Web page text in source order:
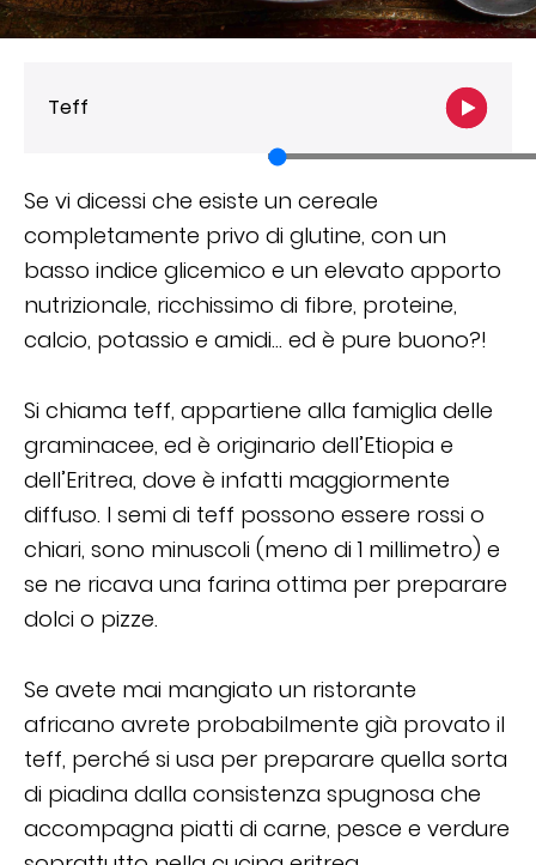
Teff
Se vi dicessi che esiste un cereale
completamente privo di glutine, con un
basso indice glicemico e un elevato apporto
nutrizionale, ricchissimo di fibre, proteine,
calcio, potassio e amidi… ed è pure buono?!
Si chiama teff, appartiene alla famiglia delle
graminacee, ed è originario dell’Etiopia e
dell’Eritrea, dove è infatti maggiormente
diffuso. I semi di teff possono essere rossi o
chiari, sono minuscoli (meno di 1 millimetro) e
se ne ricava una farina ottima per preparare
dolci o pizze.
Se avete mai mangiato un ristorante
africano avrete probabilmente già provato il
teff, perché si usa per preparare quella sorta
di piadina dalla consistenza spugnosa che
accompagna piatti di carne, pesce e verdure